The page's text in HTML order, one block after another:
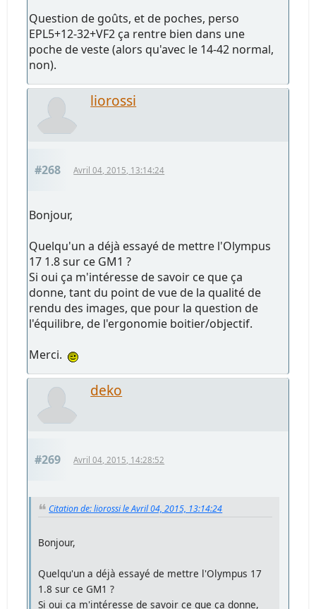
Question de goûts, et de poches, perso
EPL5+12-32+VF2 ça rentre bien dans une
poche de veste (alors qu'avec le 14-42 normal,
non).
liorossi
#268 Avril 04, 2015, 13:14:24
Bonjour,
Quelqu'un a déjà essayé de mettre l'Olympus
17 1.8 sur ce GM1 ?
Si oui ça m'intéresse de savoir ce que ça
donne, tant du point de vue de la qualité de
rendu des images, que pour la question de
l'équilibre, de l'ergonomie boitier/objectif.
Merci.
deko
#269 Avril 04, 2015, 14:28:52
Citation de: liorossi le Avril 04, 2015, 13:14:24
Bonjour,
Quelqu'un a déjà essayé de mettre l'Olympus 17
1.8 sur ce GM1 ?
Si oui ça m'intéresse de savoir ce que ça donne,